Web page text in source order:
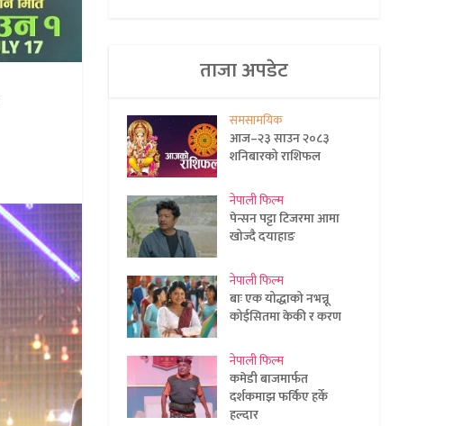
ताजा अपडेट
समसामयिक
आज–२३ साउन २०८३
शनिबारको राशिफल
नेपाली फिल्म
पेन्सन पट्टा टिजरमा आमा
खोज्दै दयाहाङ
नेपाली फिल्म
बाः एक योद्धाको नभन्नू
कोईसितमा केकी र करण
नेपाली फिल्म
कमेडी बाजमार्फत
दर्शकमाझ फर्किए हर्के
हल्दार